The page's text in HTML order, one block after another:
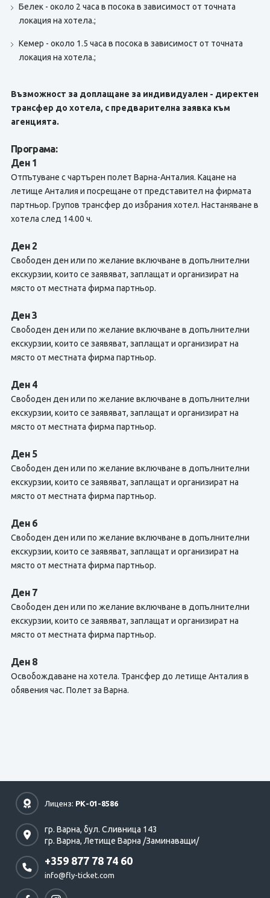
Белек - около 2 часа в посока в зависимост от точната
локация на хотела.;
Кемер - около 1.5 часа в посока в зависимост от точната
локация на хотела.;
Възможност за доплащане за индивидуален - директен
трансфер до хотела, с предварителна заявка към
агенцията.
Програма:
Ден 1
Отпътуване с чартърен полет Варна-Анталия. Кацане на
летище Анталия и посрещане от представител на фирмата
партньор. Групов трансфер до избрания хотел. Настаняване в
хотела след 14.00 ч.
Ден 2
Свободен ден или по желание включване в допълнителни
екскурзии, които се заявяват, заплащат и организират на
място от местната фирма партньор.
Ден 3
Свободен ден или по желание включване в допълнителни
екскурзии, които се заявяват, заплащат и организират на
място от местната фирма партньор.
Ден 4
Свободен ден или по желание включване в допълнителни
екскурзии, които се заявяват, заплащат и организират на
място от местната фирма партньор.
Ден 5
Свободен ден или по желание включване в допълнителни
екскурзии, които се заявяват, заплащат и организират на
място от местната фирма партньор.
Ден 6
Свободен ден или по желание включване в допълнителни
екскурзии, които се заявяват, заплащат и организират на
място от местната фирма партньор.
Ден 7
Свободен ден или по желание включване в допълнителни
екскурзии, които се заявяват, заплащат и организират на
място от местната фирма партньор.
Ден 8
Освобождаване на хотела. Трансфер до летище Анталия в
обявения час. Полет за Варна.
Лиценз: РК-01-8586
гр. Варна, бул. Сливница 143
гр. Варна, Летище Варна /Заминаващи/
+359 877 78 74 60
info@fly-ticket.com